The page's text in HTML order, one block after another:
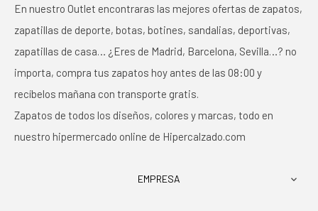
En nuestro Outlet encontraras las mejores ofertas de zapatos,
zapatillas de deporte, botas, botines, sandalias, deportivas,
zapatillas de casa… ¿Eres de Madrid, Barcelona, Sevilla…? no
importa, compra tus zapatos hoy antes de las 08:00 y
recíbelos mañana con transporte gratis.
Zapatos de todos los diseños, colores y marcas, todo en
nuestro hipermercado online de Hipercalzado.com
EMPRESA 